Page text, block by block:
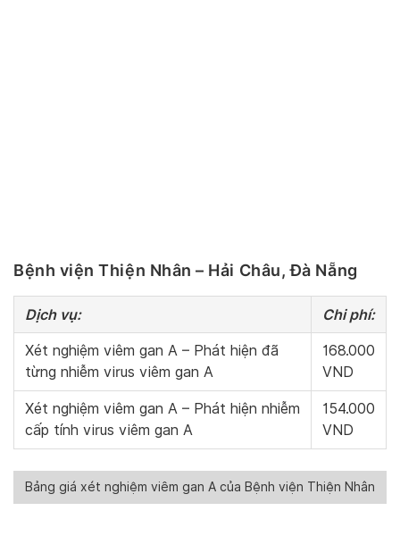
Bệnh viện Thiện Nhân – Hải Châu, Đà Nẵng
Dịch vụ: Chi phí:
Xét nghiệm viêm gan A – Phát hiện đã
từng nhiễm virus viêm gan A
168.000
VND
Xét nghiệm viêm gan A – Phát hiện nhiễm
cấp tính virus viêm gan A
154.000
VND
Bảng giá xét nghiệm viêm gan A của Bệnh viện Thiện Nhân